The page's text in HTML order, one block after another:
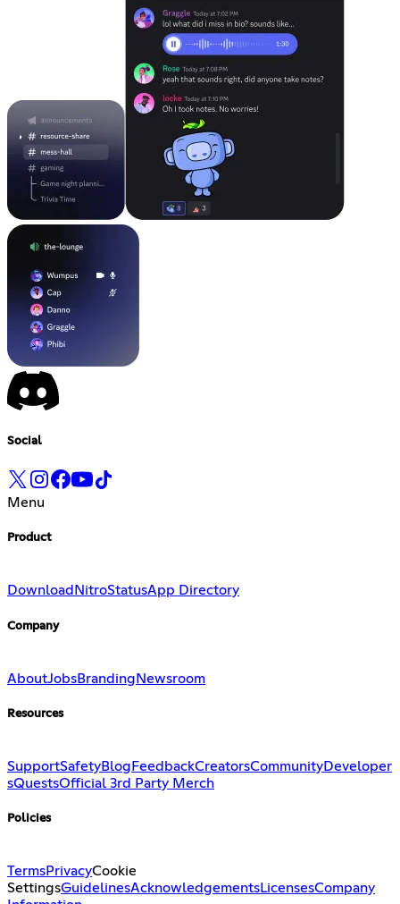
Social
Menu
Product
Download NitroStatusApp Directory
Company
AboutJobsBranding Newsroom
Resources
SupportSafetyBlog FeedbackCreatorsCommunityDeveloper
sQuestsOfficial 3rd Party Merch
Policies
TermsPrivacyCookie
SettingsGuidelinesAcknowledgementsLicensesCompany